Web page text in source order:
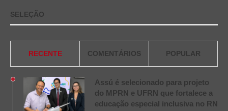
SELEÇÃO
RECENTE COMENTÁRIOS POPULAR
Assú é selecionado para projeto
do MPRN e UFRN que fortalece a
educação especial inclusiva no RN